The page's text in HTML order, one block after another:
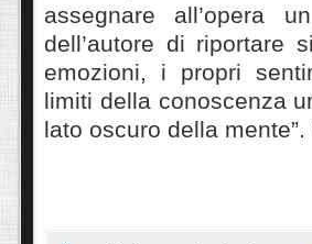
assegnare all’opera
dell’autore di riportare
emozioni, i propri
limiti della conoscenza
lato oscuro della